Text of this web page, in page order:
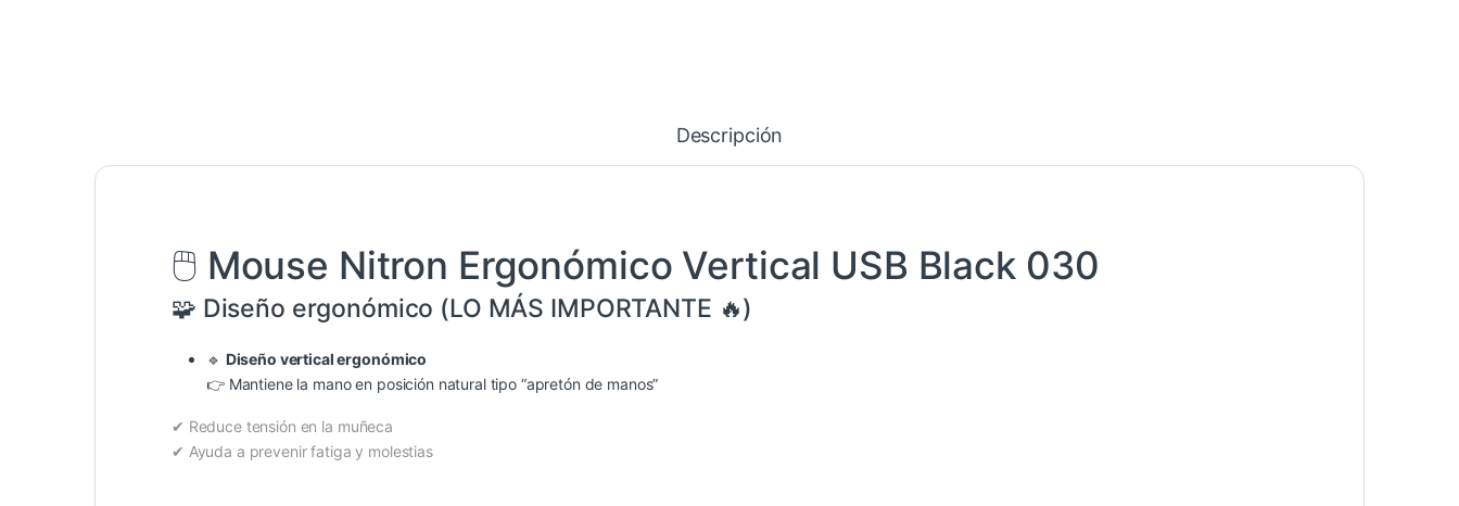
Descripción
🖱️ Mouse Nitron Ergonómico Vertical USB Black 030
🧩 Diseño ergonómico (LO MÁS IMPORTANTE 🔥)
🔹 Diseño vertical ergonómico
👉 Mantiene la mano en posición natural tipo “apretón de manos”
✔ Reduce tensión en la muñeca
✔ Ayuda a prevenir fatiga y molestias